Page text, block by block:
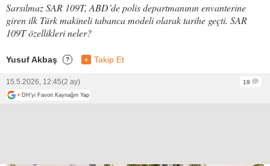
Sarsılmaz SAR 109T, ABD’de polis departmanının envanterine
giren ilk Türk makineli tabanca modeli olarak tarihe geçti. SAR
109T özellikleri neler?
Yusuf Akbaş ? + Takip Et
15.5.2026, 12:45(2 ay)
19
+ DH'yi Favori Kaynağın Yap